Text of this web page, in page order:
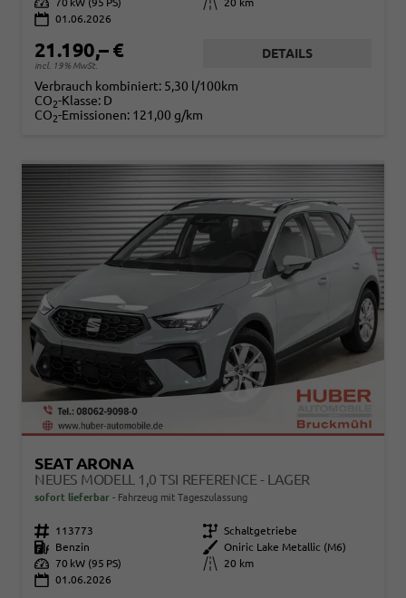
Leistung 70 kW (95 PS) Kilometerstand
20 km
01.06.2026
21.190,– €
incl. 19% MwSt.
DETAILS
Verbrauch kombiniert: 5,30 l/100km
CO2-Klasse: D
CO2-Emissionen: 121,00 g/km
SEAT ARONA
NEUES MODELL 1,0 TSI REFERENCE - LAGER
sofort lieferbar Fahrzeug mit Tageszulassung
Fahrzeugnr. 113773 Getriebe Schaltgetriebe
Kraftstoff
Benzin Außenfarbe
Oniric Lake Metallic (M6)
Leistung 70 kW (95 PS) Kilometerstand
20 km
01.06.2026